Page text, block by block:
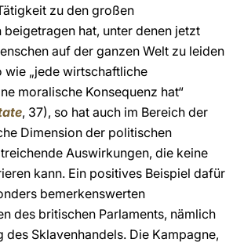
zu den großen
hat, unter denen jetzt
auf der ganzen Welt zu leiden
wie „jede wirtschaftliche
moralische Konsequenz hat“
, 37), so hat auch im Bereich der
Dimension der politischen
Auswirkungen, die keine
kann. Ein positives Beispiel dafür
bemerkenswerten
des britischen Parlaments, nämlich
des Sklavenhandels. Die Kampagne,